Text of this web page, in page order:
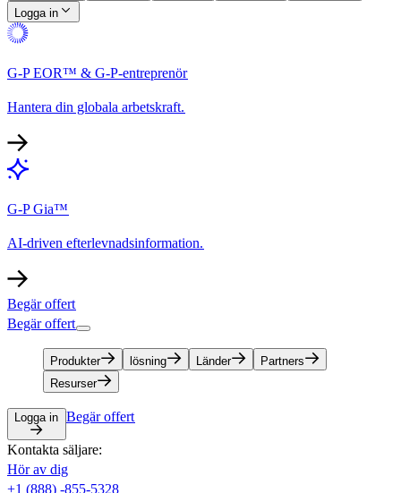
Logga in​​
G-P EOR™ & G-P-entreprenör​​
Hantera din globala arbetskraft.​​
G-P Gia™​​
AI-driven efterlevnadsinformation.​​
Begär offert​​
Begär offert​​
Produkter​​ lösning​​ Länder​​
Partners​​
Resurser​​
Logga in​​ Begär offert​​
Kontakta säljare:​​
Hör av dig​​
+1 (888) -855-5328​​